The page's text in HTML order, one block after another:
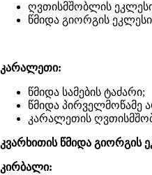
ღვთისმშობლის
წმიდა გიორგის
კარალეთი:
წმიდა სამების ტაძარი;
წმიდა პირველმოწამე
კარალეთის
კვარხითის წმიდა გიორგის
კირბალი: